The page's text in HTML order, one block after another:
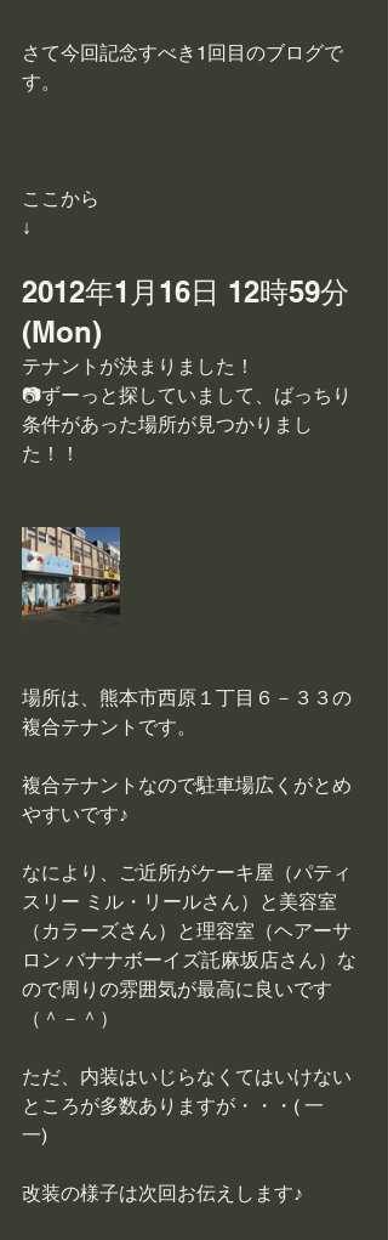
さて今回記念すべき1回目のブログで
す。
ここから
↓
2012年1月16日 12時59分
(Mon)
テナントが決まりました！
📷ずーっと探していまして、ばっちり
条件があった場所が見つかりまし
た！！
場所は、熊本市西原１丁目６－３３の
複合テナントです。
複合テナントなので駐車場広くがとめ
やすいです♪
なにより、ご近所がケーキ屋（パティ
スリー ミル・リールさん）と美容室
（カラーズさん）と理容室（ヘアーサ
ロン バナナボーイズ託麻坂店さん）な
ので周りの雰囲気が最高に良いです
（＾－＾）
ただ、内装はいじらなくてはいけない
ところが多数ありますが・・・( 一
一)
改装の様子は次回お伝えします♪